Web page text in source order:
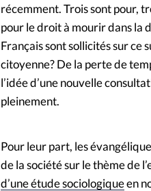
récemment. Trois sont pour,
pour le droit à mourir dans la
Français sont sollicités sur ce
citoyenne? De la perte de
l’idée d’une nouvelle
pleinement.
Pour leur part, les
de la société sur le thème de
d’une étude sociologiqueen